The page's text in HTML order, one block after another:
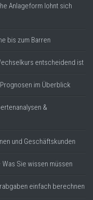
Anlageform lohnt sich
bis zum Barren
entscheidend ist
im Überblick
&
und Geschäftskunden
Sie wissen müssen
einfach berechnen